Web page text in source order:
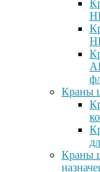
Краны
Краны